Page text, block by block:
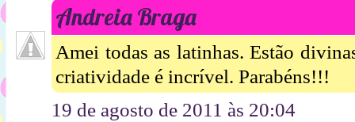
Andreia Braga
Amei todas as latinhas. Estão
criatividade é incrível. Parabéns!!!
19 de agosto de 2011 às 20:04